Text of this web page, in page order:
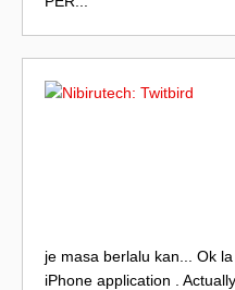
je masa berlalu kan... Ok
iPhone application . Actually